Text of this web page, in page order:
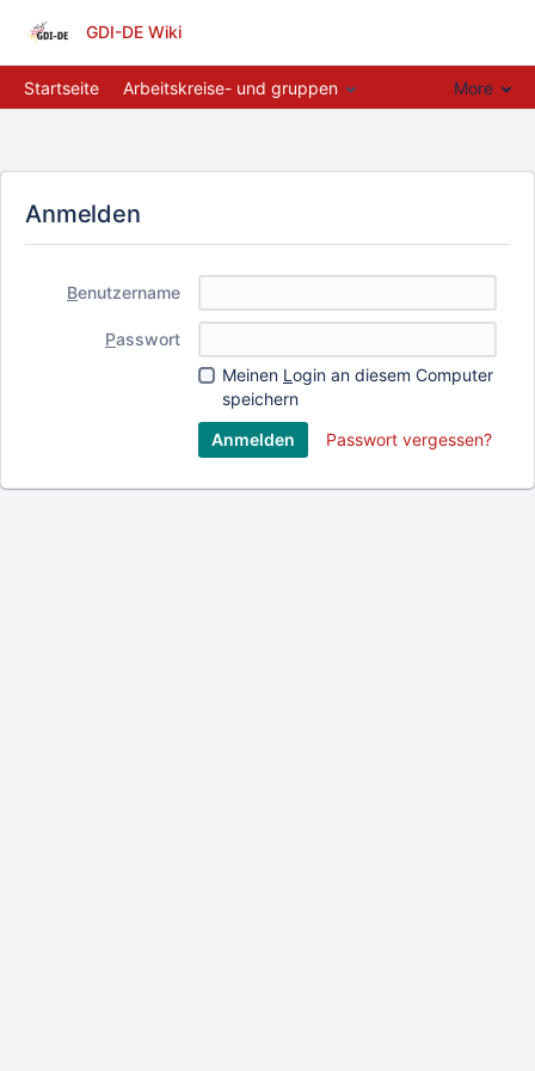
GDI-DE Wiki
Startseite Arbeitskreise- und gruppen More
Anmelden
Benutzername
Passwort
Meinen L ogin an diesem Computer
speichern
Passwort vergessen?